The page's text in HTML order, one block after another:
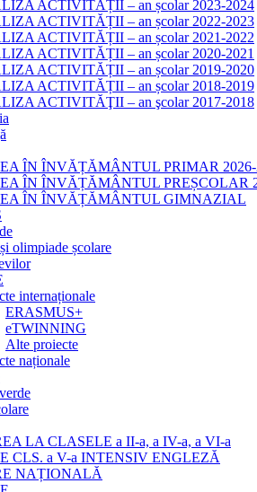
ACTIVITĂȚII – an școlar 2023-2024
ACTIVITĂȚII – an școlar 2022-2023
ACTIVITĂȚII – an școlar 2021-2022
ACTIVITĂȚII – an școlar 2020-2021
ACTIVITĂȚII – an școlar 2019-2020
ACTIVITĂȚII – an școlar 2018-2019
ACTIVITĂŢII – an şcolar 2017-2018
ÎN ÎNVĂȚĂMÂNTUL PRIMAR 2026-
ÎN ÎNVĂȚĂMÂNTUL PREȘCOLAR
ÎN ÎNVĂȚĂMÂNTUL GIMNAZIAL
olimpiade școlare
internaționale
ERASMUS+
eTWINNING
Alte proiecte
naționale
LA CLASELE a II-a, a IV-a, a VI-a
CLS. a V-a INTENSIV ENGLEZĂ
NAȚIONALĂ